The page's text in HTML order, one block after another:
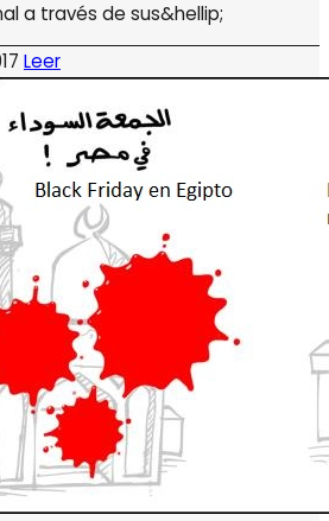
a través de sus&hellip;
Leer